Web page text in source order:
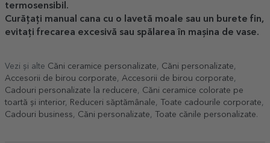
termosensibil.
Curățați manual cana cu o lavetă moale sau un burete fin,
evitați frecarea excesivă sau spălarea în mașina de vase.
Vezi și alte Căni ceramice personalizate, Căni personalizate,
Accesorii de birou corporate, Accesorii de birou corporate,
Cadouri personalizate la reducere, Căni ceramice colorate pe
toartă și interior, Reduceri săptămânale, Toate cadourile corporate,
Cadouri business, Căni personalizate, Toate cănile personalizate.